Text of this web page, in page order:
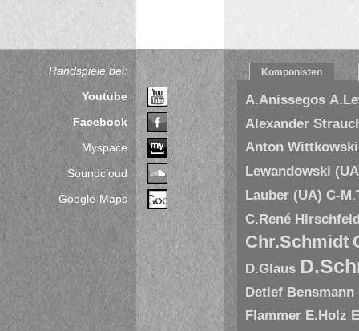
Randspiele bei:
Youtube
Facebook
Myspace
Soundcloud
Google-Maps
Komponisten
A.Anissegos
Alexander
Anton
Lewandowski
Lauber (UA) C-
C.René
Chr.Schmidt
D.Glaus
Detlef Bensmann
Flammer E.Holz